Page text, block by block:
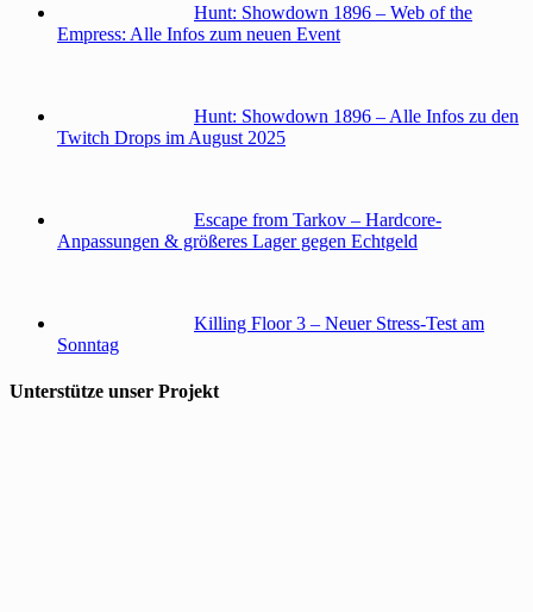
Hunt: Showdown 1896 – Web of the
Empress: Alle Infos zum neuen Event
Hunt: Showdown 1896 – Alle Infos zu den
Twitch Drops im August 2025
Escape from Tarkov – Hardcore-
Anpassungen & größeres Lager gegen Echtgeld
Killing Floor 3 – Neuer Stress-Test am
Sonntag
Unterstütze unser Projekt